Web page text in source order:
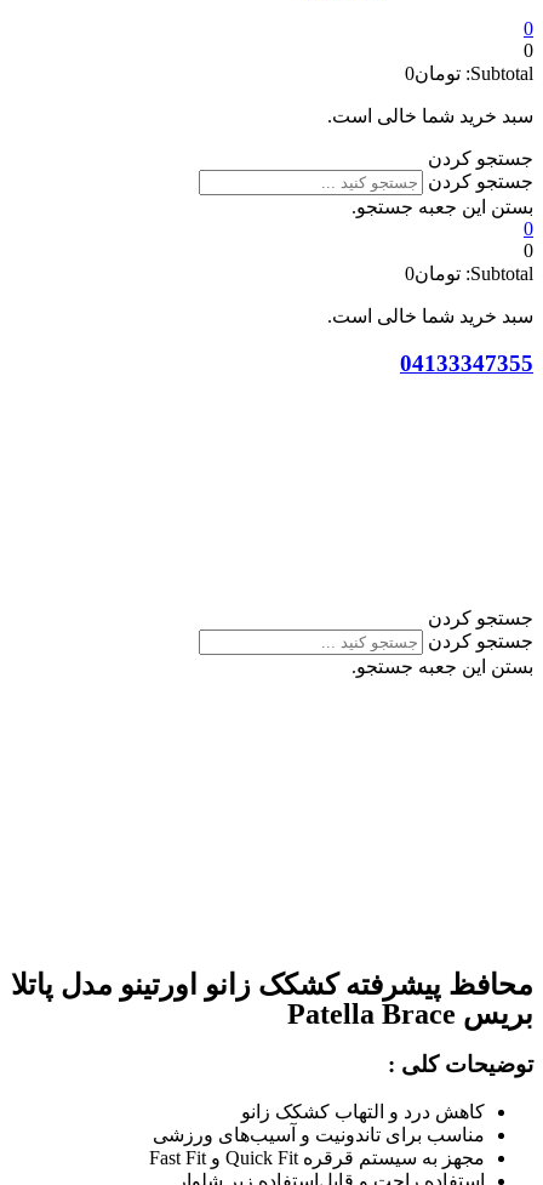
0
0
Subtotal: تومان0
سبد خرید شما خالی است.
جستجو کردن
جستجو کردن
بستن این جعبه جستجو.
0
0
Subtotal: تومان0
سبد خرید شما خالی است.
04133347355
جستجو کردن
جستجو کردن
بستن این جعبه جستجو.
محافظ پیشرفته کشکک زانو اورتینو مدل پاتلا
بریس Patella Brace
توضیحات کلی :
کاهش درد و التهاب کشکک زانو
مناسب برای تاندونیت و آسیب‌های ورزشی
مجهز به سیستم قرقره Quick Fit و Fast Fit